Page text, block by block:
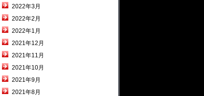
2022年3月
2022年2月
2022年1月
2021年12月
2021年11月
2021年10月
2021年9月
2021年8月